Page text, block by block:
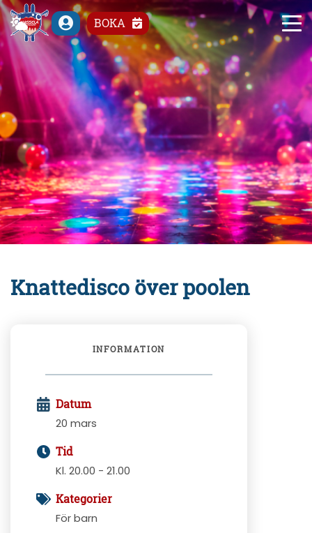
°C BOKA
Knattedisco över poolen
INFORMATION
Datum
20 mars
Tid
Kl. 20.00 - 21.00
Kategorier
För barn